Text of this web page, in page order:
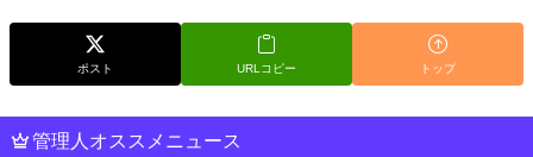
ポスト URLコピー トップ
管理人オススメニュース